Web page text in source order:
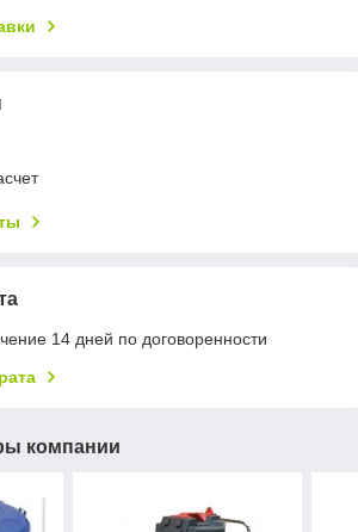
14 дней по договоренности
компании